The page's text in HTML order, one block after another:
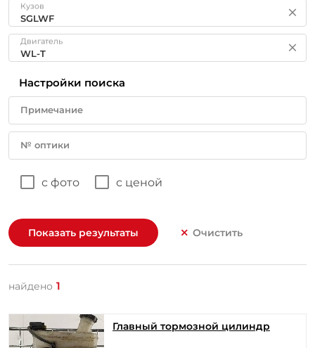
Кузов
Двигатель
Настройки поиска
Примечание
№ оптики
с фото с ценой
Показать результаты Очистить
найдено 1
Главный тормозной цилиндр